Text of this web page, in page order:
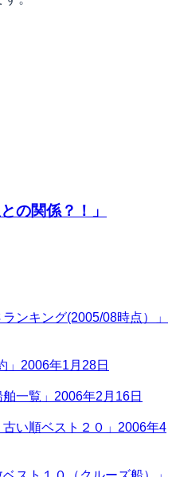
の関係？！」
ンキング(2005/08時点）」
2006年1月28日
一覧」 2006年2月16日
い順ベスト２０」 2006年4